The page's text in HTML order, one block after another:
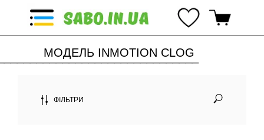
МОДЕЛЬ INMOTION CLOG
ФІЛЬТРИ